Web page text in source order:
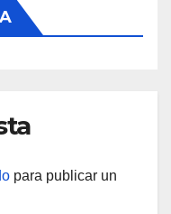
para publicar un